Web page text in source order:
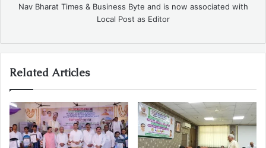
Nav Bharat Times & Business Byte and is now associated with
Local Post as Editor
Related Articles